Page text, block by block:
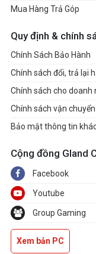
Mua Hàng Trả Góp
Quy định & chính
Chính Sách Bảo Hành
Chính sách đổi, trả lại
Chính sách cho doanh
Chính sách vận chuyển
Bảo mật thông tin
Cộng đồng Gland
Facebook
Youtube
Group Gaming
Xem bản PC